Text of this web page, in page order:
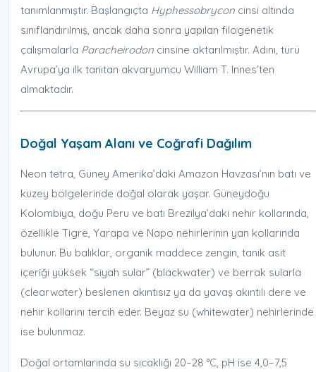
tanımlanmıştır. Başlangıçta Hyphessobrycon cinsi altında
sınıflandırılmış, ancak daha sonra yapılan filogenetik
çalışmalarla Paracheirodon cinsine aktarılmıştır. Adını, türü
Avrupa’ya ilk tanıtan akvaryumcu William T. Innes’ten
almaktadır.
Doğal Yaşam Alanı ve Coğrafi Dağılım
Neon tetra, Güney Amerika’daki Amazon Havzası’nın batı ve
kuzey bölgelerinde doğal olarak yaşar. Güneydoğu
Kolombiya, doğu Peru ve batı Brezilya’daki nehir kollarında,
özellikle Tigre, Yarapa ve Napo nehirlerinin yan kollarında
bulunur. Bu balıklar, organik maddece zengin, tanik asit
içeriği yüksek “siyah sular” (blackwater) ve berrak sularla
(clearwater) beslenen akıntısız ya da yavaş akıntılı dere ve
nehir kollarını tercih eder. Beyaz su (whitewater) nehirlerinde
ise bulunmaz.
Doğal ortamlarında su sıcaklığı 20–28 °C, pH ise 4,0–7,5